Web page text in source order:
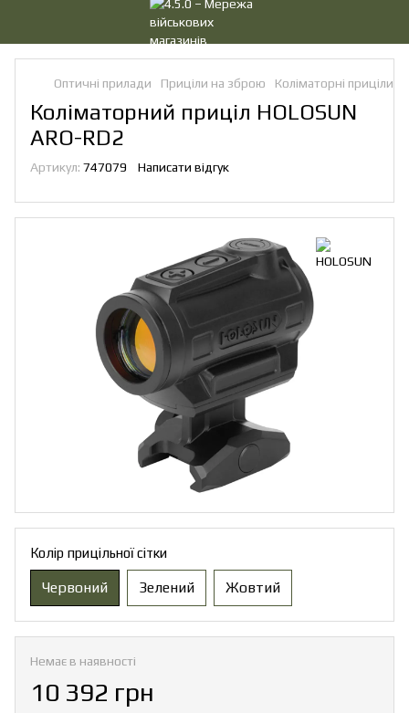
Оптичні прилади Приціли на зброю Коліматорні приціли
Коліматорний приціл HOLOSUN
ARO-RD2
Артикул: 747079 Написати відгук
Колір прицільної сітки
Червоний Зелений Жовтий
Немає в наявності
10 392 грн